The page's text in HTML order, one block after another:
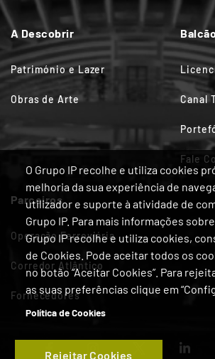
O Grupo IP recolhe e utiliza cookies
melhoria da sua experiência de
utilizador e suporte à atividade de
Grupo IP. Para mais informações
Grupo IP recolhe e utiliza cookies,
de Cookies. Pode aceitar todos os
no botão “Aceitar Cookies”. Para
as suas preferências clique em
Política de Cookies
Rejeitar Cookies
A Descobrir
Património e Lazer
Obras de Arte Canal
Fale
Parceiros
Operação Ferroviária
Corredor Atlântico
Fornecedores